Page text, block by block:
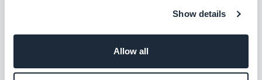
Show details
Allow all